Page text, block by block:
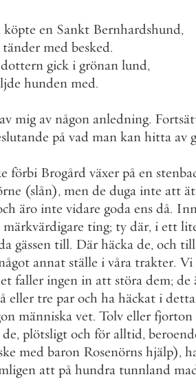
köpte en Sankt Bernhardshund,
tänder med besked.
dottern gick i grönan lund,
hunden med.
av mig av någon anledning.
på vad man kan hitta av
förbi Brogård växer på en
(slån), men de duga inte att
äro inte vidare goda ens då.
märkvärdigare ting; ty där, i ett
gässen till. Där häcka de, och
annat ställe i våra trakter. Vi
faller ingen in att störa dem; de
eller tre par och ha häckat i detta
människa vet. Tolv eller fjorton
de, plötsligt och för alltid,
med baron Rosenörns hjälp),
att på hundra tunnland